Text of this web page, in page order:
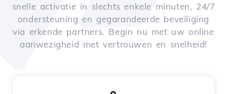
snelle activatie in slechts enkele minuten, 24/7
ondersteuning en gegarandeerde beveiliging
via erkende partners. Begin nu met uw online
aanwezigheid met vertrouwen en snelheid!